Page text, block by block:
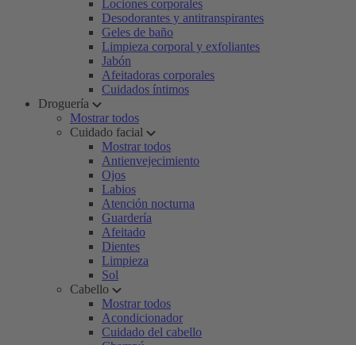
Lociones corporales
Desodorantes y antitranspirantes
Geles de baño
Limpieza corporal y exfoliantes
Jabón
Afeitadoras corporales
Cuidados íntimos
Droguería
Mostrar todos
Cuidado facial
Mostrar todos
Antienvejecimiento
Ojos
Labios
Atención nocturna
Guardería
Afeitado
Dientes
Limpieza
Sol
Cabello
Mostrar todos
Acondicionador
Cuidado del cabello